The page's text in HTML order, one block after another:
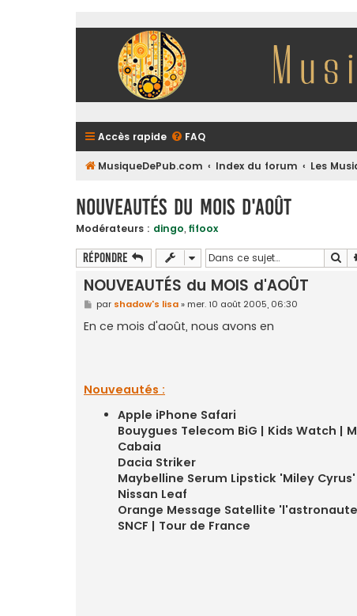
Accès rapide FAQ
MusiqueDePub.com Index du forum Les
NOUVEAUTÉS du MOIS d'AOÛT
Modérateurs : dingo, fifoox
Répondre
NOUVEAUTÉS du MOIS d'AOÛT
M
e
s
s
par shadow's lisa» mer. 10 août 2005, 06:30
En ce mois d'août, nous avons en
Nouveautés :
Apple iPhone Safari
Bouygues Telecom BiG | Kids Watch |
Cabaia
Dacia Striker
Maybelline Serum Lipstick 'Miley Cyrus'
Nissan Leaf
Orange Message Satellite
SNCF | Tour de France